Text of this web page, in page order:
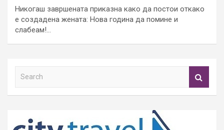
Никогаш завршената приказна како да постои откако
е создадена жената: Нова година да помине и
слабеам!…
h